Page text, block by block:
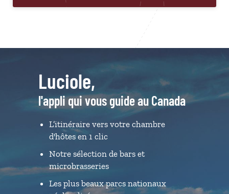
Luciole,
l'appli qui vous guide au Canada
L’itinéraire vers votre chambre
d'hôtes en 1 clic
Notre sélection de bars et
microbrasseries
Les plus beaux parcs nationaux